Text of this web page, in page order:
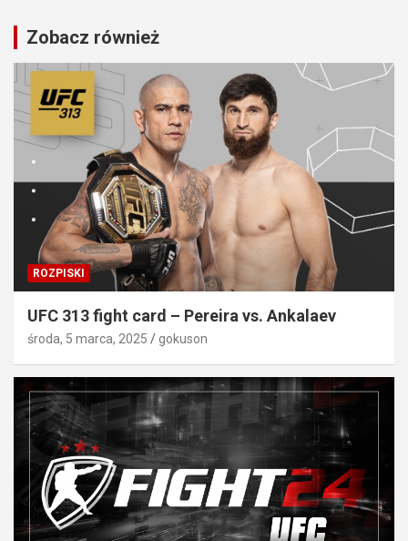
Zobacz również
ROZPISKI
UFC 313 fight card – Pereira vs. Ankalaev
środa, 5 marca, 2025 gokuson